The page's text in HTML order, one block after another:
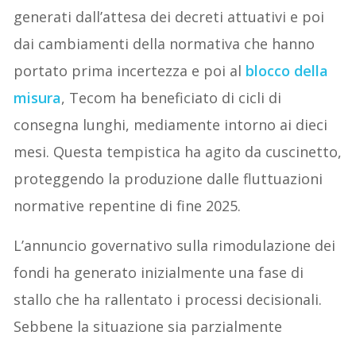
generati dall’attesa dei decreti attuativi e poi
dai cambiamenti della normativa che hanno
portato prima incertezza e poi al blocco della
misura, Tecom ha beneficiato di cicli di
consegna lunghi, mediamente intorno ai dieci
mesi. Questa tempistica ha agito da cuscinetto,
proteggendo la produzione dalle fluttuazioni
normative repentine di fine 2025.
L’annuncio governativo sulla rimodulazione dei
fondi ha generato inizialmente una fase di
stallo che ha rallentato i processi decisionali.
Sebbene la situazione sia parzialmente